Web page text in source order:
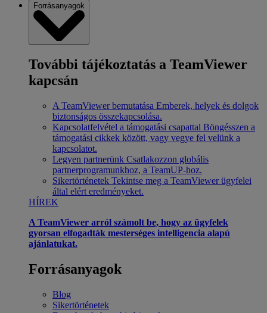
Forrásanyagok
További tájékoztatás a TeamViewer
kapcsán
A TeamViewer bemutatása Emberek, helyek és dolgok
biztonságos összekapcsolása.
Kapcsolatfelvétel a támogatási csapattal Böngésszen a
támogatási cikkek között, vagy vegye fel velünk a
kapcsolatot.
Legyen partnerünk Csatlakozzon globális
partnerprogramunkhoz, a TeamUP-hoz.
Sikertörténetek Tekintse meg a TeamViewer ügyfelei
által elért eredményeket.
HÍREK
A TeamViewer arról számolt be, hogy az ügyfelek
gyorsan elfogadták mesterséges intelligencia alapú
ajánlatukat.
Forrásanyagok
Blog
Sikertörténetek